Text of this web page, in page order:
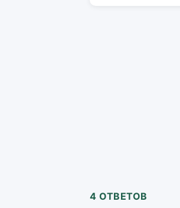
4 ОТВЕТОВ